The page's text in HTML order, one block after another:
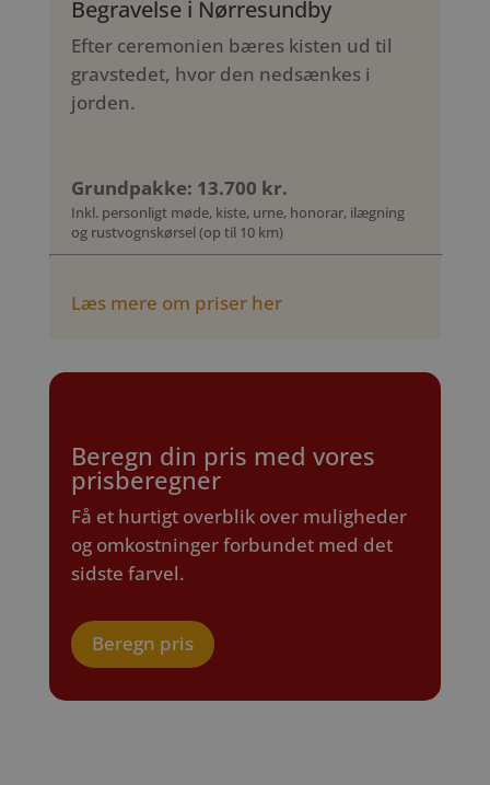
Begravelse i Nørresundby
Efter ceremonien bæres kisten ud til
gravstedet, hvor den nedsænkes i
jorden.
Grundpakke: 13.700 kr.
Inkl. personligt møde, kiste, urne, honorar, ilægning
og rustvognskørsel (op til 10 km)
Læs mere om priser her
Beregn din pris med vores
prisberegner
Få et hurtigt overblik over muligheder
og omkostninger forbundet med det
sidste farvel.
Beregn pris